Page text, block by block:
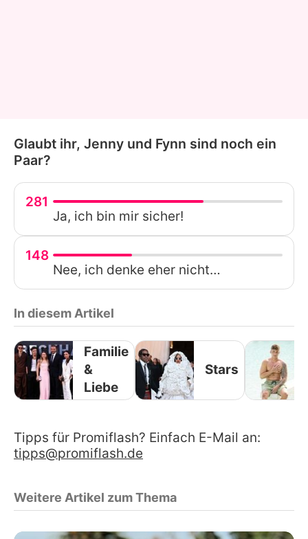
Glaubt ihr, Jenny und Fynn sind noch ein
Paar?
281
Ja, ich bin mir sicher!
148
Nee, ich denke eher nicht…
In diesem Artikel
Familie
&
Liebe
Stars
Tipps für Promiflash? Einfach E-Mail an:
tipps@promiflash.de
Weitere Artikel zum Thema